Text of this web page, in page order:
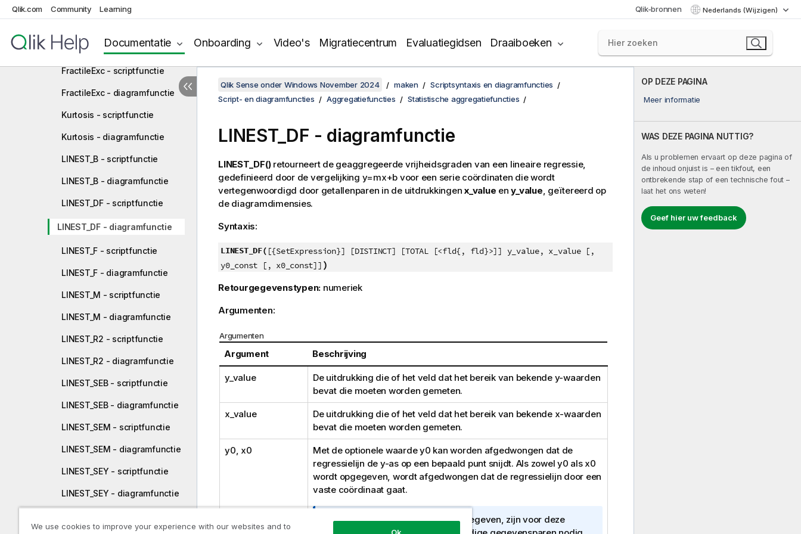
Qlik.com Community Learning Qlik-bronnen Nederlands (Wijzigen)
Documentatie Onboarding Video's Migratiecentrum Evaluatiegidsen Draaiboeken
Correl - diagramfunctie
Fractile - diagramfunctie
FractileExc - scriptfunctie
FractileExc - diagramfunctie
Kurtosis - scriptfunctie
Kurtosis - diagramfunctie
LINEST_B - scriptfunctie
LINEST_B - diagramfunctie
LINEST_DF - scriptfunctie
LINEST_DF - diagramfunctie
LINEST_F - scriptfunctie
LINEST_F - diagramfunctie
LINEST_M - scriptfunctie
LINEST_M - diagramfunctie
LINEST_R2 - scriptfunctie
LINEST_R2 - diagramfunctie
LINEST_SEB - scriptfunctie
LINEST_SEB - diagramfunctie
LINEST_SEM - scriptfunctie
LINEST_SEM - diagramfunctie
LINEST_SEY - scriptfunctie
LINEST_SEY - diagramfunctie
OP DEZE PAGINA
Meer informatie
WAS DEZE PAGINA NUTTIG?
Als u problemen ervaart op deze pagina of
de inhoud onjuist is – een tikfout, een
ontbrekende stap of een technische fout –
laat het ons weten!
Geef hier uw feedback
Qlik Sense onder Windows November 2024 maken
Scriptsyntaxis en diagramfuncties
Script- en diagramfuncties
Aggregatiefuncties Statistische aggregatiefuncties
LINEST_DF - diagramfunctie
LINEST_DF()retourneert de geaggregeerde vrijheidsgraden van een lineaire regressie,
gedefinieerd door de vergelijking y=mx+b voor een serie coördinaten die wordt
vertegenwoordigd door getallenparen in de uitdrukkingen x_value eny_value, geïtereerd op
de diagramdimensies.
Syntaxis:
LINEST_DF( [{SetExpression}] [DISTINCT] [TOTAL [<fld{, fld}>]] y_value, x_value [,
y0_const [, x0_const]] )
Retourgegevenstypen: numeriek
Argumenten:
Argumenten
Argument Beschrijving
y_value De uitdrukking die of het veld dat het bereik van bekende y-waarden
bevat die moeten worden gemeten.
x_value De uitdrukking die of het veld dat het bereik van bekende x-waarden
bevat die moeten worden gemeten.
y0, x0 Met de optionele waardey0 kan worden afgedwongen dat de
regressielijn de y-as op een bepaald punt snijdt. Als zowel y0 als x0
wordt opgegeven, wordt afgedwongen dat de regressielijn door een
vaste coördinaat gaat.
ITenzij zowely0alsx0zijn opgegeven, zijn voor deze
We use cookies to improve your experience with our websites and to